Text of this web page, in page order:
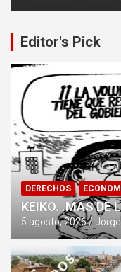
Editor's Pick
DERECHOS
KEIKO…MAS DE
5 agosto, 2026